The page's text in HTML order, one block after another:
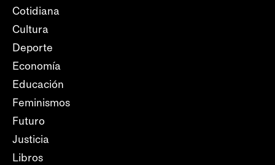
Cotidiana
Cultura
Deporte
Economía
Educación
Feminismos
Futuro
Justicia
Libros